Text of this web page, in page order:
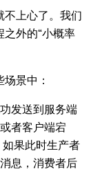
不上心了。我们
外的“小概率
景中：
发送到服务端
者客户端宕
果此时生产者
息，消费者后